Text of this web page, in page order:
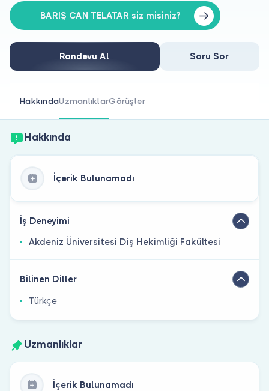
Doktorlar için
Doktor musunuz?
BARIŞ CAN TELATAR siz misiniz?
Randevu Al Soru Sor
HakkındaUzmanlıklarGörüşler
Hakkında
İçerik Bulunamadı
İş Deneyimi
Akdeniz Üniversitesi Diş Hekimliği Fakültesi
Bilinen Diller
Türkçe
Uzmanlıklar
İçerik Bulunamadı